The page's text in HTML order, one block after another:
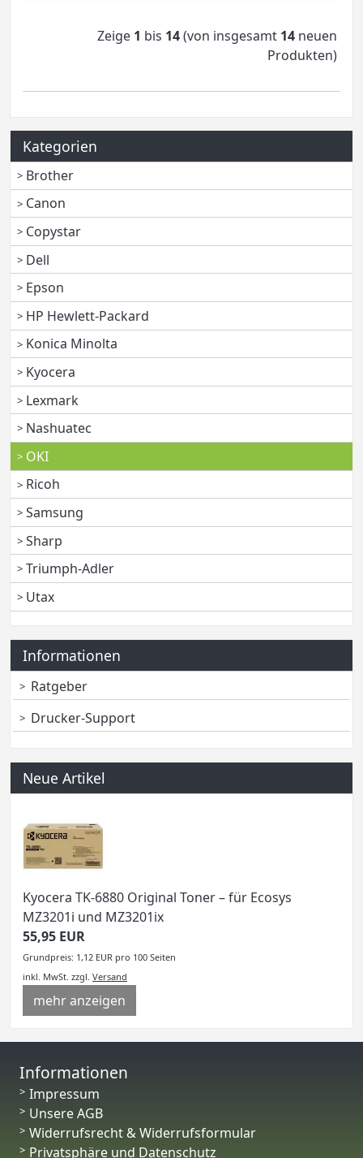
Zeige 1 bis 14(von insgesamt 14 neuen
Produkten)
Kategorien
Brother
Canon
Copystar
Dell
Epson
HP Hewlett-Packard
Konica Minolta
Kyocera
Lexmark
Nashuatec
OKI
Ricoh
Samsung
Sharp
Triumph-Adler
Utax
Informationen
Ratgeber
Drucker-Support
Neue Artikel
Kyocera TK-6880 Original Toner – für Ecosys
MZ3201i und MZ3201ix
55,95 EUR
Grundpreis: 1,12 EUR pro 100 Seiten
inkl. MwSt. zzgl. Versand
mehr anzeigen
Informationen
Impressum
Unsere AGB
Widerrufsrecht & Widerrufsformular
Privatsphäre und Datenschutz